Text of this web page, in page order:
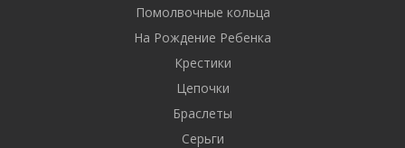
Помолвочные кольца
На Рождение Ребенка
Крестики
Цепочки
Браслеты
Серьги